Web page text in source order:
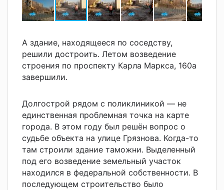
А здание, находящееся по соседству,
решили достроить. Летом возведение
строения по проспекту Карла Маркса, 160а
завершили.
Долгострой рядом с поликлиникой — не
единственная проблемная точка на карте
города. В этом году был решён вопрос о
судьбе объекта на улице Грязнова. Когда-то
там строили здание таможни. Выделенный
под его возведение земельный участок
находился в федеральной собственности. В
последующем строительство было